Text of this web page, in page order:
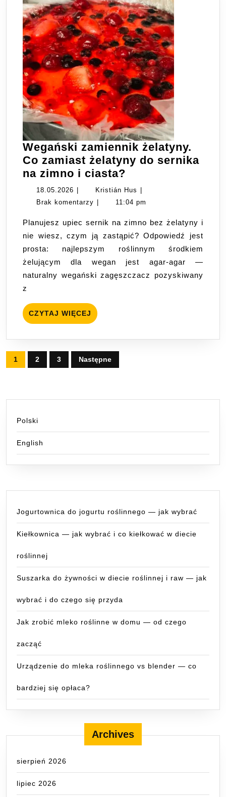
Wegański zamiennik żelatyny.
Co zamiast żelatyny do sernika
na zimno i ciasta?
zamiennik
żelatyny.
zamiast
żelatyny
do
sernika
na
18.05.2026 18.05.2026Kristián Hus Kristián
Hus
Brak komentarzy
11:04 pm
Planujesz upiec sernik na zimno bez żelatyny i
nie wiesz, czym ją zastąpić? Odpowiedź jest
prosta: najlepszym roślinnym środkiem
żelującym dla wegan jest agar-agar —
naturalny wegański zagęszczacz pozyskiwany
z
CZYTAJ WIĘCEJ CZYTAJ
WIĘCEJ
Stronicowanie
wpisów
1 2 3 Następne
Polski
English
Jogurtownica do jogurtu roślinnego — jak wybrać
Kiełkownica — jak wybrać i co kiełkować w diecie
roślinnej
Suszarka do żywności w diecie roślinnej i raw — jak
wybrać i do czego się przyda
Jak zrobić mleko roślinne w domu — od czego
zacząć
Urządzenie do mleka roślinnego vs blender — co
bardziej się opłaca?
Archives
sierpień 2026
lipiec 2026